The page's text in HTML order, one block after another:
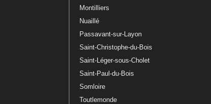
Montilliers
Nuaillé
Passavant-sur-Layon
Saint-Christophe-du-Bois
Saint-Léger-sous-Cholet
Saint-Paul-du-Bois
Somloire
Toutlemonde